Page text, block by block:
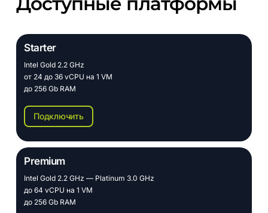
Starter
Intel Gold 2.2 GHz
от 24 до 36 vCPU на 1 VM
до 256 Gb RAM
Подключить
Premium
Intel Gold 2.2 GHz — Platinum 3.0 GHz
до 64 vCPU на 1 VM
до 256 Gb RAM